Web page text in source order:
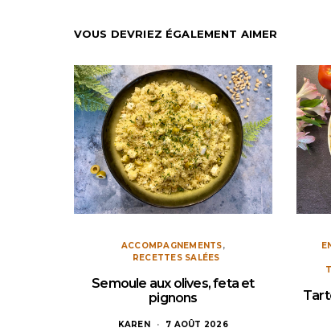
VOUS DEVRIEZ ÉGALEMENT AIMER
ACCOMPAGNEMENTS
RECETTES SALÉES
Semoule aux olives, feta et
pignons
KAREN 7 AOÛT 2026